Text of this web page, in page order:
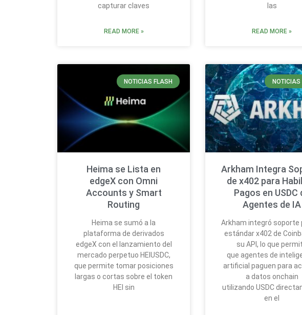
capturar claves
READ MORE »
las
READ MORE »
NOTICIAS FLASH
Heima se Lista en
edgeX con Omni
Accounts y Smart
Routing
Heima se sumó a la
plataforma de derivados
edgeX con el lanzamiento del
mercado perpetuo HEIUSDC,
que permite tomar posiciones
largas o cortas sobre el token
HEI sin
NOTICIAS
Arkham Integra
de x402 para
Pagos en USDC
Agentes de IA
Arkham integró soporte
estándar x402 de
su API, lo que
que agentes de
artificial paguen para
a datos onchain
utilizando USDC
en el